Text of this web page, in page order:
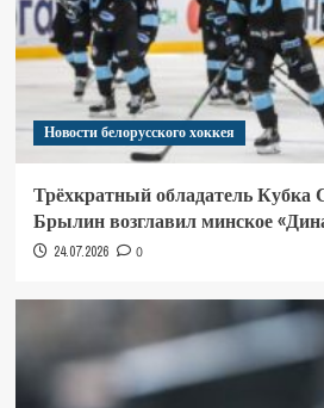
Новости белорусского хоккея
Трёхкратный обладатель Кубка
Брылин возглавил минское
24.07.2026 0